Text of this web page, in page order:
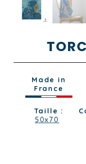
Made in
France
Taille :
50x70